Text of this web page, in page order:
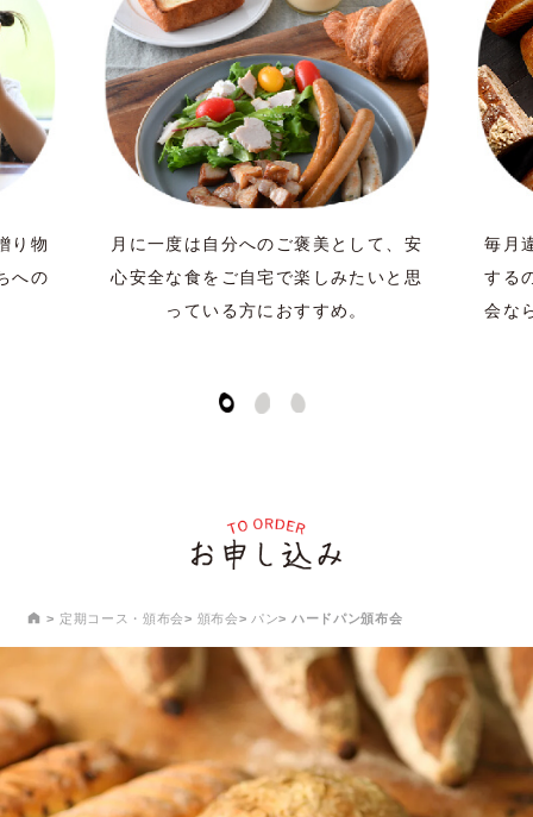
り物
への
月に一度は自分へのご褒美として、安
心安全な食をご自宅で楽しみたいと思
っている方におすすめ。
毎月
する
会な
定期コース・頒布会 頒布会 パン ハードパン頒布会